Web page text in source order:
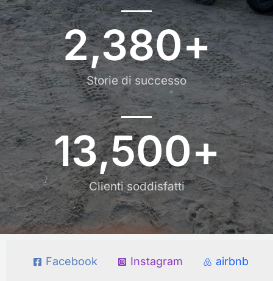
Storie di successo
2,380+
Clienti soddisfatti
13,500+
Facebook Instagram
airbnb